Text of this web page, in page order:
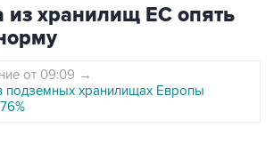
из хранилищ ЕС опять
от 09:09 →
подземных хранилищах Европы